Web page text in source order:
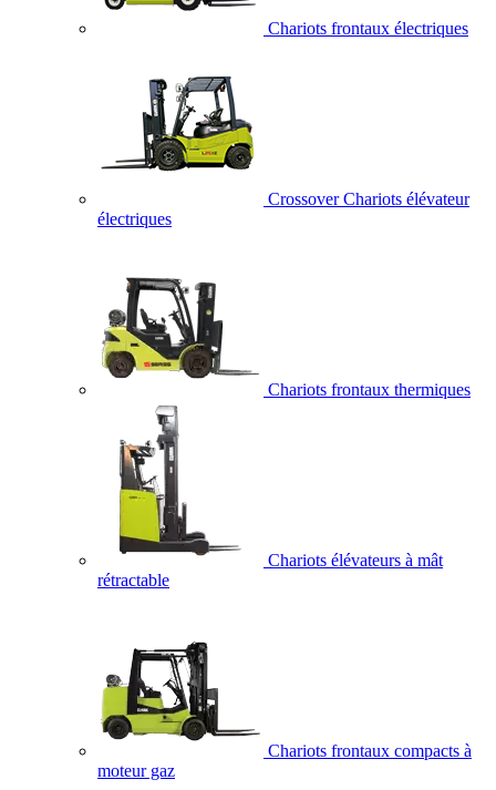
Chariots frontaux électriques
Crossover Chariots élévateur
électriques
Chariots frontaux thermiques
Chariots élévateurs à mât
rétractable
Chariots frontaux compacts à
moteur gaz